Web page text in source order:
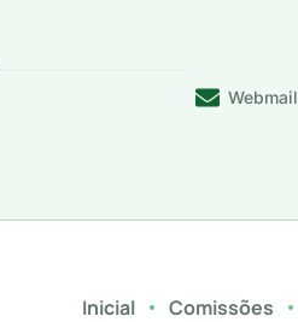
Webmail
Inicial Comissões